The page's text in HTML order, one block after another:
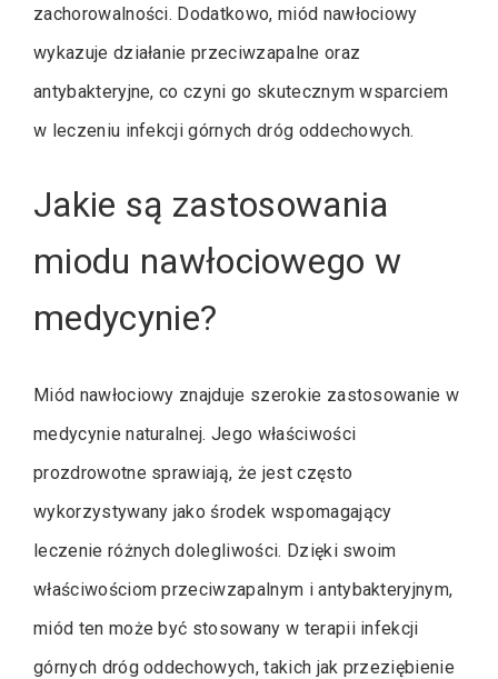
zachorowalności. Dodatkowo, miód nawłociowy
wykazuje działanie przeciwzapalne oraz
antybakteryjne, co czyni go skutecznym wsparciem
w leczeniu infekcji górnych dróg oddechowych.
Jakie są zastosowania
miodu nawłociowego w
medycynie?
Miód nawłociowy znajduje szerokie zastosowanie w
medycynie naturalnej. Jego właściwości
prozdrowotne sprawiają, że jest często
wykorzystywany jako środek wspomagający
leczenie różnych dolegliwości. Dzięki swoim
właściwościom przeciwzapalnym i antybakteryjnym,
miód ten może być stosowany w terapii infekcji
górnych dróg oddechowych, takich jak przeziębienie